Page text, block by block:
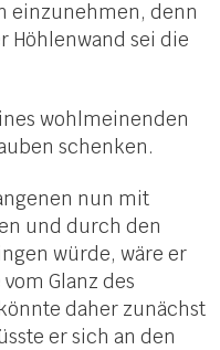
einzunehmen, denn
Höhlenwand sei die
wohlmeinenden
schenken.
nun mit
und durch den
würde, wäre er
Glanz des
daher zunächst
er sich an den